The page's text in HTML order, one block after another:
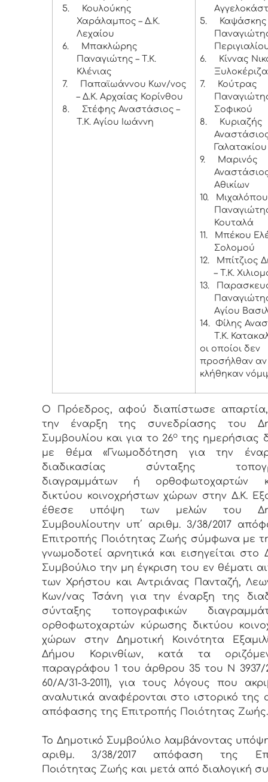
5.
Κουλούκης
Χαράλαμπος – Δ.Κ.
Λεχαίου
6.
Μπακλώρης
Παναγιώτης – Τ.Κ.
Κλένιας
7.
Παπαϊωάννου Κων/νος
– Δ.Κ. Αρχαίας Κορίνθου
8.
Στέφης Αναστάσιος –
Τ.Κ. Αγίου Ιωάννη
5.
Καψάσκης
6.
Κίννας
7.
Κούτρας
Σοφικού
8.
Κυριαζής
Γαλατακίου
9.
Μαρινός
Αθικίων
10.
Κουταλά
11.
Μπέκου
Σολομού
12.
Μπίτζιος
– Τ.Κ.
13.
Αγίου
14. Φίλης
Τ.Κ.
οι οποίοι δεν
προσήλθαν αν
κλήθηκαν
Ο Πρόεδρος, αφού διαπίστωσε
την έναρξη της συνεδρίασης του
Συμβουλίου και για το 26οτης ημερήσιας
με θέμα «Γνωμοδότηση για την
διαδικασίας σύνταξης
διαγραμμάτων ή ορθοφωτοχαρτών
δικτύου κοινοχρήστων χώρων στην Δ.Κ.
έθεσε υπόψη των μελών του
Συμβουλίουτην υπ΄ αριθμ. 3/38/2017
Επιτροπής Ποιότητας Ζωής σύμφωνα με
γνωμοδοτεί αρνητικά και εισηγείται στο
Συμβούλιο την μη έγκριση του εν θέματι
των Χρήστου και Αντριάνας Πανταζή,
Κων/νας Τσάνη για την έναρξη της
σύνταξης τοπογραφικών
ορθοφωτοχαρτών κύρωσης δικτύου
χώρων στην Δημοτική Κοινότητα
Δήμου Κορινθίων, κατά τα
παραγράφου 1 του άρθρου 35 του Ν 3937/
60/Α/31-3-2011), για τους λόγους που
αναλυτικά αναφέρονται στο ιστορικό της
απόφασης της Επιτροπής Ποιότητας Ζωής.
Το Δημοτικό Συμβούλιο λαμβάνοντας
αριθμ. 3/38/2017 απόφαση της
Ποιότητας Ζωής και μετά από διαλογική